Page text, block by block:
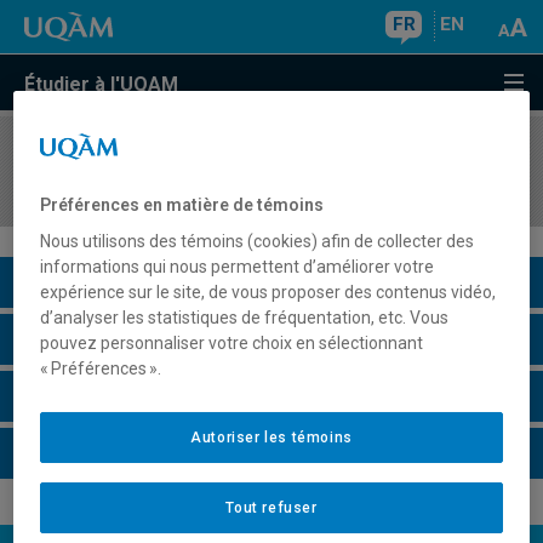
FR EN
Étudier à l'UQAM
COURS//
Description du cours
Horaire - Été 2026
Préférences en matière de témoins
Nous utilisons des témoins (cookies) afin de collecter des
informations qui nous permettent d’améliorer votre
expérience sur le site, de vous proposer des contenus vidéo,
d’analyser les statistiques de fréquentation, etc. Vous
pouvez personnaliser votre choix en sélectionnant
« Préférences ».
Tout refuser
Autoriser les témoins